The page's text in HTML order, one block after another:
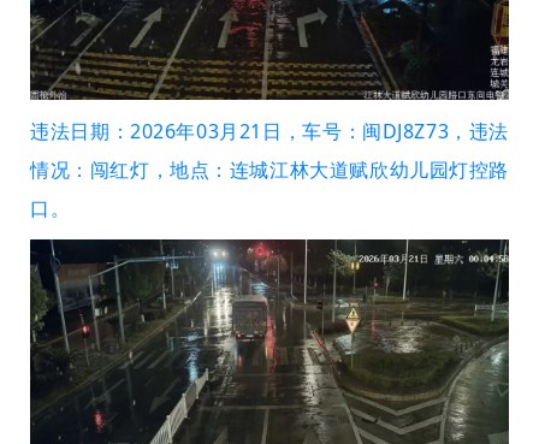
违法日期：2026年03月21日，车号：闽DJ8Z73，违法
情况：闯红灯，地点：连城江林大道赋欣幼儿园灯控路
口。